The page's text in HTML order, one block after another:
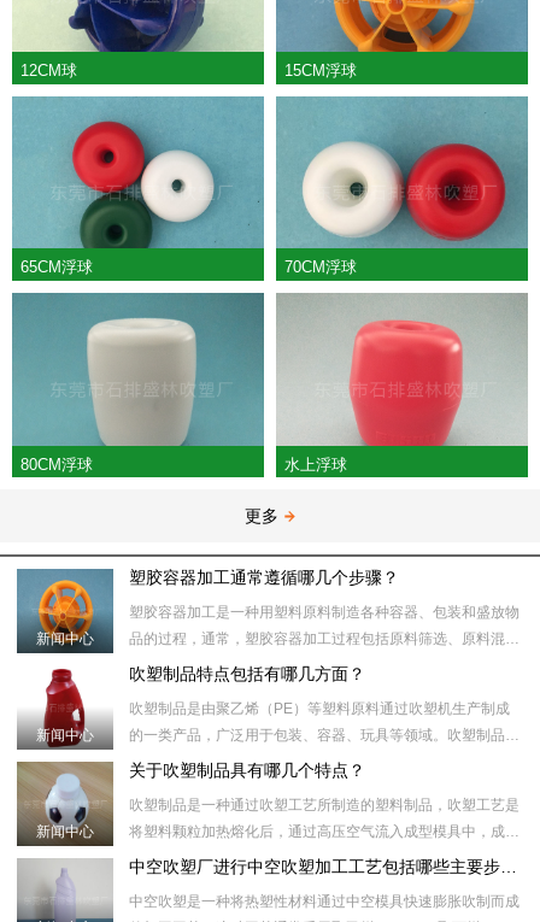
12CM球 15CM浮球
65CM浮球 70CM浮球
80CM浮球 水上浮球
更多
新闻中心
塑胶容器加工通常遵循哪几个步骤？
塑胶容器加工是一种用塑料原料制造各种容器、包装和盛放物
品的过程，通常，塑胶容器加工过程包括原料筛选、原料混
合、塑化加热、模具注射、冷却、取出、后处理等步骤。​具体
新闻中心
吹塑制品特点包括有哪几方面？
吹塑制品是由聚乙烯（PE）等塑料原料通过吹塑机生产制成
的一类产品，广泛用于包装、容器、玩具等领域。吹塑制品制
作过程中，首先将塑料颗粒加热到合适的温度，然后将塑料颗
新闻中心
关于吹塑制品具有哪几个特点？
吹塑制品是一种通过吹塑工艺所制造的塑料制品，吹塑工艺是
将塑料颗粒加热熔化后，通过高压空气流入成型模具中，成型
模具内部的形状和壁厚受压力和温度控制。随后，通过冷却模中空吹塑厂进行中空吹塑加工工艺包括哪些主要步骤？
中空吹塑是一种将热塑性材料通过中空模具快速膨胀吹制而成